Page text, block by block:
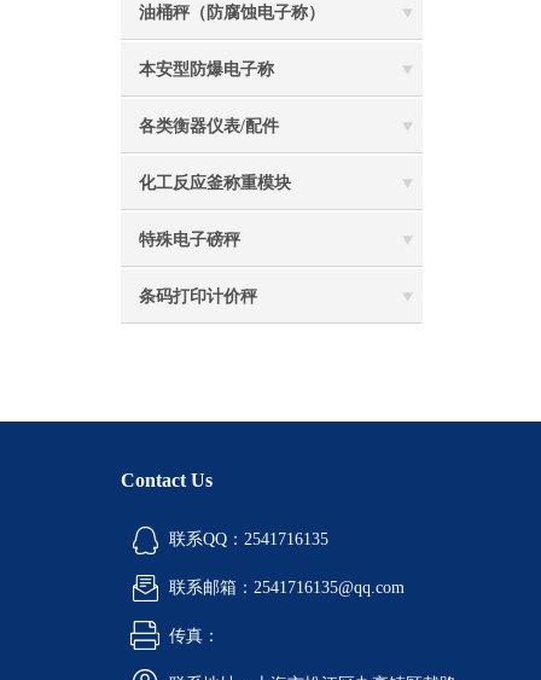
油桶秤（防腐蚀电子称）
本安型防爆电子称
各类衡器仪表/配件
化工反应釜称重模块
特殊电子磅秤
条码打印计价秤
Contact Us
联系QQ：2541716135
联系邮箱：2541716135@qq.com
传真：